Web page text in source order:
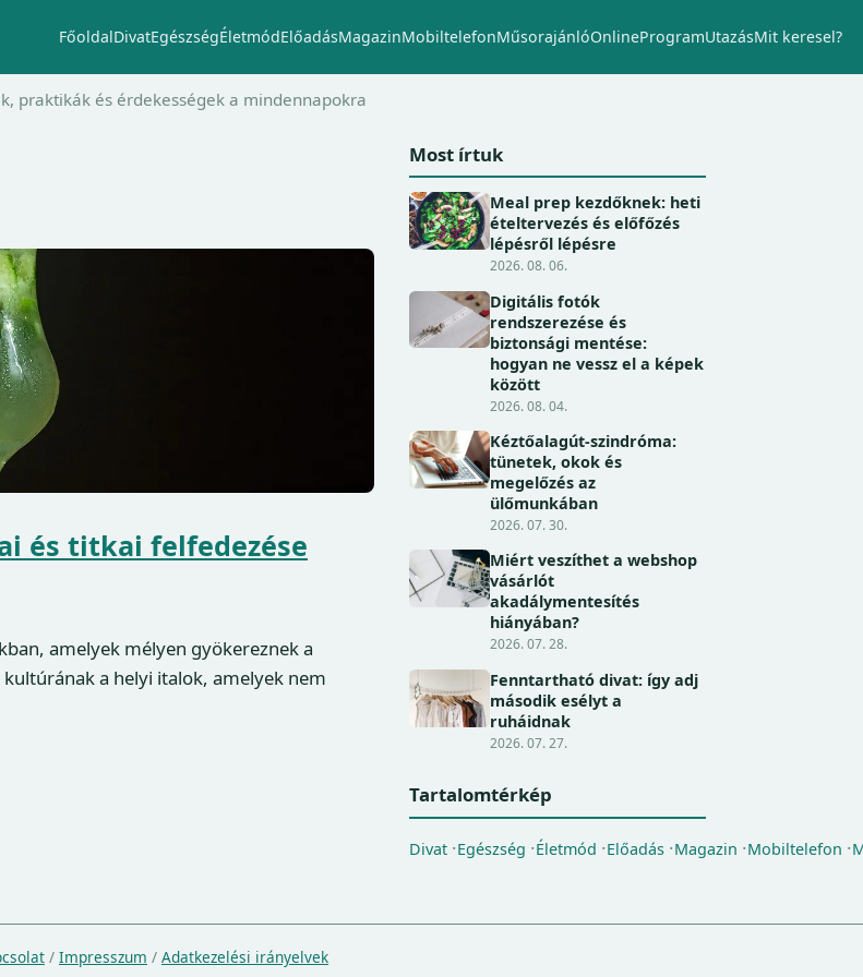
FőoldalDivatEgészségÉletmódElőadásMagazinMobiltelefonMűsorajánlóOnlineProgramUtazásMit keresel?
praktikák és érdekességek a mindennapokra
és titkai felfedezése
amelyek mélyen gyökereznek a
a helyi italok, amelyek nem
Most írtuk
Meal prep kezdőknek: heti
ételtervezés és előfőzés
lépésről lépésre
2026. 08. 06.
Digitális fotók
rendszerezése és
biztonsági mentése:
hogyan ne vessz el a képek
között
2026. 08. 04.
Kéztőalagút-szindróma:
tünetek, okok és
megelőzés az
ülőmunkában
2026. 07. 30.
Miért veszíthet a webshop
vásárlót
akadálymentesítés
hiányában?
2026. 07. 28.
Fenntartható divat: így adj
második esélyt a
ruháidnak
2026. 07. 27.
Tartalomtérkép
Divat Egészség Életmód Előadás Magazin Mobiltelefon
/ Impresszum / Adatkezelési irányelvek